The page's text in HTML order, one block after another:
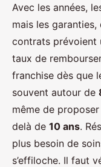
Avec les années,
mais les
contrats prévoient
taux de
franchise dès que
souvent autour de
même de
delà de 10 ans.
plus besoin de
s’effiloche. Il faut